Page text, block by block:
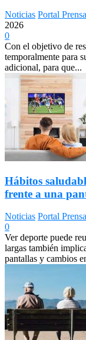
Noticias Portal
2026
0
Con el objetivo de
temporalmente para
adicional, para que...
Hábitos
frente a una
Noticias Portal
0
Ver deporte puede
largas también
pantallas y cambios